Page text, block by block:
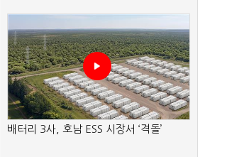
배터리 3사, 호남 ESS 시장서 ‘격돌’